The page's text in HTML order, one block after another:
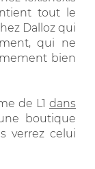
tout le
Dalloz qui
qui ne
bien
de L1 dans
boutique
verrez celui